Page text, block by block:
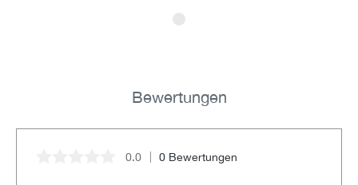
Bewertungen
Durchschnittliche Bewertung von 0 von 5 Sternen
0.0 0 Bewertungen